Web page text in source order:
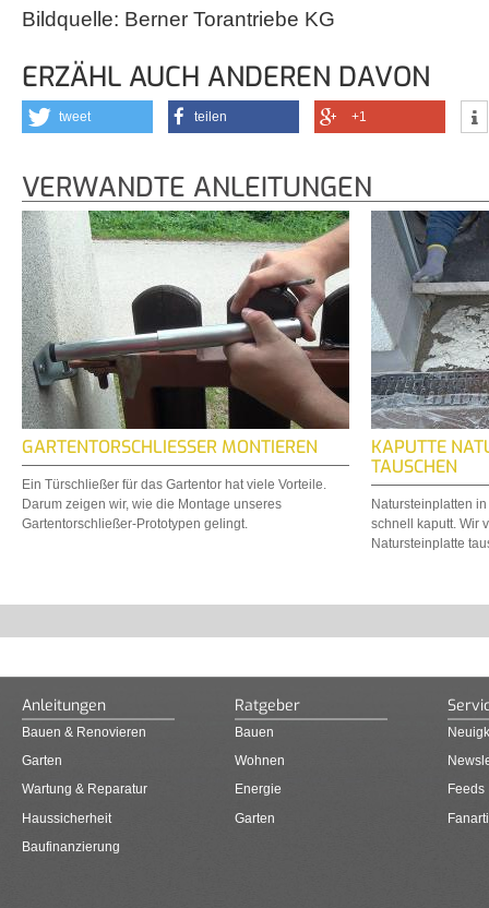
Bildquelle: Berner Torantriebe KG
ERZÄHL AUCH ANDEREN DAVON
tweet teilen +1
VERWANDTE ANLEITUNGEN
GARTENTORSCHLIESSER MONTIEREN
Ein Türschließer für das Gartentor hat viele Vorteile.
Darum zeigen wir, wie die Montage unseres
Gartentorschließer-Prototypen gelingt.
KAPUTTE
TAUSCHEN
Natursteinplatten
schnell kaputt. Wir
Natursteinplatte
Anleitungen
Bauen & Renovieren
Garten
Wartung & Reparatur
Haussicherheit
Baufinanzierung
Ratgeber
Bauen
Wohnen
Energie
Garten
Feeds